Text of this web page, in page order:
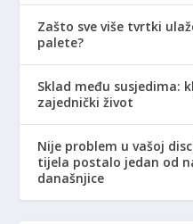
Zašto sve više tvrtki
palete?
Sklad među susjedima:
zajednički život
Nije problem u vašoj
tijela postalo jedan od
današnjice